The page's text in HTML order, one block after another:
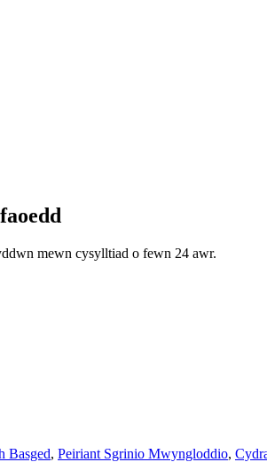
mewn cysylltiad o fewn 24 awr.
Basged, Peiriant Sgrinio Mwyngloddio,